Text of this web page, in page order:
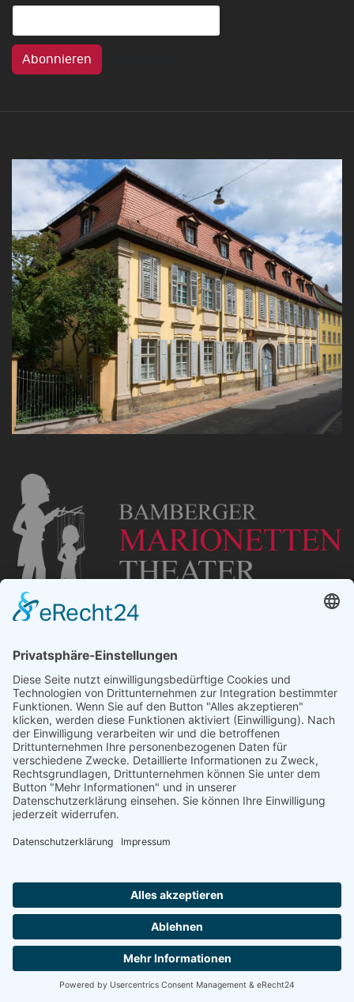
Abonnieren
„Staubsches Haus“
Untere Sandstraße 30
96049 Bamberg
Tel: +49 (0) 951 67600
E-Mail:info@bamberger-marionettentheater.de
© Copyright - Bamberger Marionettentheater |Webkonzept Grafe